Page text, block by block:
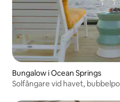
Bungalow i Ocean Springs
Solfångare vid havet,